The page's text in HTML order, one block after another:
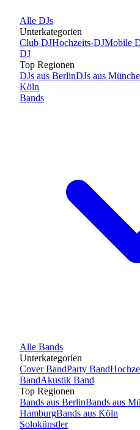
Alle DJs
Unterkategorien
Club DJHochzeits-DJMobile
DJ
Top Regionen
DJs aus BerlinDJs aus
Köln
Bands
Alle Bands
Unterkategorien
Cover BandParty Band
BandAkustik Band
Top Regionen
Bands aus BerlinBands aus
HamburgBands aus Köln
Solokünstler